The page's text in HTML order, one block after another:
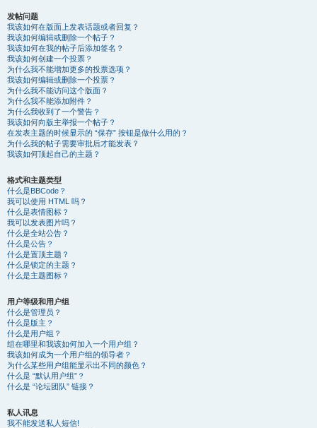
发帖问题
我该如何在版面上发表话题或者回复？
我该如何编辑或删除一个帖子？
我该如何在我的帖子后添加签名？
我该如何创建一个投票？
为什么我不能增加更多的投票选项？
我该如何编辑或删除一个投票？
为什么我不能访问这个版面？
为什么我不能添加附件？
为什么我收到了一个警告？
我该如何向版主举报一个帖子？
在发表主题的时候显示的 “保存” 按钮是做什么用的？
为什么我的帖子需要审批后才能发表？
我该如何顶起自己的主题？
格式和主题类型
什么是BBCode？
我可以使用 HTML 吗？
什么是表情图标？
我可以发表图片吗？
什么是全站公告？
什么是公告？
什么是置顶主题？
什么是锁定的主题？
什么是主题图标？
用户等级和用户组
什么是管理员？
什么是版主？
什么是用户组？
组在哪里和我该如何加入一个用户组？
我该如何成为一个用户组的领导者？
为什么某些用户组能显示出不同的颜色？
什么是 “默认用户组”？
什么是 “论坛团队” 链接？
私人讯息
我不能发送私人短信!